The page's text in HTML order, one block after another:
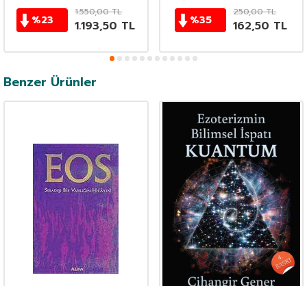
%23
1.550,00TL
1.193,50 TL %35
250,00TL
162,50 TL
Benzer Ürünler